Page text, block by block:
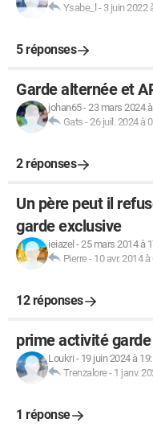
Ysabe_l - 3 juin 2022
5 réponses
Garde alternée et
johan65-23 mars 2024
Gats -26 juil. 2024 à
2 réponses
Un père peut il
garde exclusive
ieiazel -25 mars 2014 à
Pierre- 10 avr. 2014 à
12 réponses
prime activité
Loukri - 19 juin 2024 à
Trenzalore- 1 janv.
1 réponse